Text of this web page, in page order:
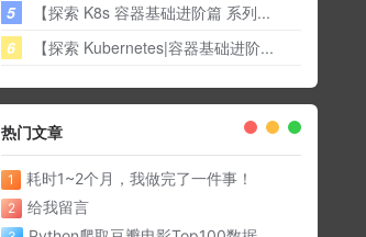
5
【探索 K8s 容器基础进阶篇 系列...
6
【探索 Kubernetes|容器基础进阶...
热门文章
1 耗时1~2个月，我做完了一件事！
2 给我留言